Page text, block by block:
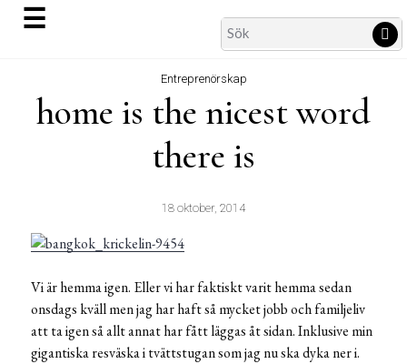
☰
Search
for:
Entreprenörskap
home is the nicest word
there is
18 oktober, 2014
Vi är hemma igen. Eller vi har faktiskt varit hemma sedan
onsdags kväll men jag har haft så mycket jobb och familjeliv
att ta igen så allt annat har fått läggas åt sidan. Inklusive min
gigantiska resväska i tvättstugan som jag nu ska dyka ner i.